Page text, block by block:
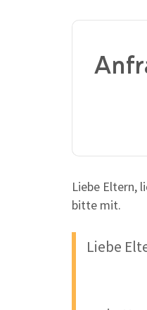
Liebe Eltern,
bitte mit.
Liebe